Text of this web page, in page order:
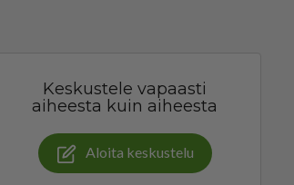
Keskustele vapaasti
aiheesta kuin aiheesta
Aloita keskustelu